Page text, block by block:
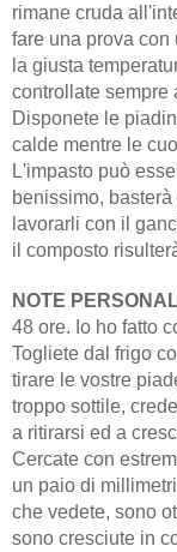
rimane cruda
fare una prova
la giusta
controllate sempre
Disponete le
calde mentre le
L'impasto può
benissimo,
lavorarli con il
il composto
NOTE
48 ore. Io ho fatto
Togliete dal frigo
tirare le vostre
troppo sottile,
a ritirarsi ed a
Cercate con
un paio di
che vedete, sono
sono cresciute in